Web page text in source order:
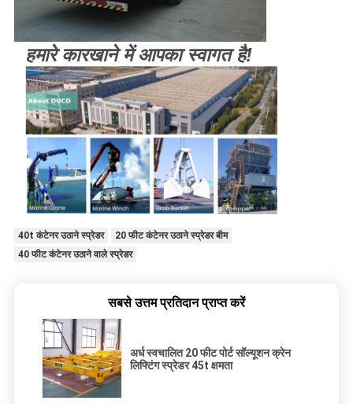
हमारे कारखाने में आपका स्वागत है!
40t कंटेनर उठाने स्प्रेडर
20 फीट कंटेनर उठाने स्प्रेडर बीम
40 फीट कंटेनर उठाने वाले स्प्रेडर
सबसे उत्तम प्रतिदान प्राप्त करें
अर्ध स्वचालित 20 फीट पोर्ट सॉल्यूशन क्रेन
लिफ्टिंग स्प्रेडर 45t क्षमता